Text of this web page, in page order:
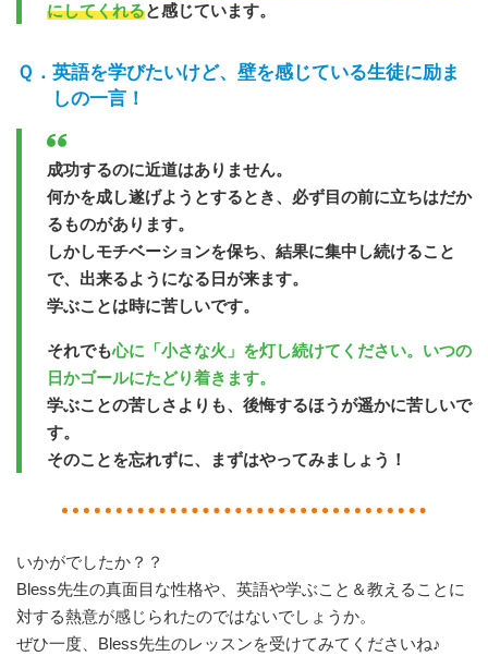
にしてくれると感じています。
英語を学びたいけど、壁を感じている生徒に励ま
しの一言！
成功するのに近道はありません。
何かを成し遂げようとするとき、必ず目の前に立ちはだか
るものがあります。
しかしモチベーションを保ち、結果に集中し続けること
で、出来るようになる日が来ます。
学ぶことは時に苦しいです。
それでも心に「小さな火」を灯し続けてください。いつの
日かゴールにたどり着きます。
学ぶことの苦しさよりも、後悔するほうが遥かに苦しいで
す。
そのことを忘れずに、まずはやってみましょう！
いかがでしたか？？
Bless先生の真面目な性格や、英語や学ぶこと＆教えることに
対する熱意が感じられたのではないでしょうか。
ぜひ一度、Bless先生のレッスンを受けてみてくださいね♪